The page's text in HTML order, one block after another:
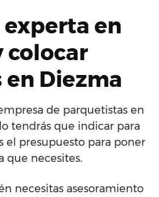
en
colocar
Diezma
de parquetistas en
tendrás que indicar para
el presupuesto para poner
que necesites.
necesitas asesoramiento